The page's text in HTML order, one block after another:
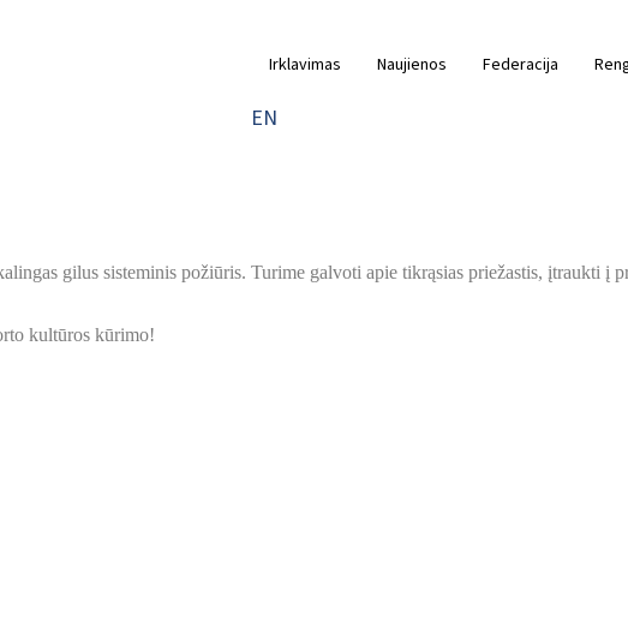
Irklavimas Naujienos Federacija
EN
gilus sisteminis požiūris. Turime galvoti apie tikrąsias priežastis, įtraukti į
kultūros kūrimo!